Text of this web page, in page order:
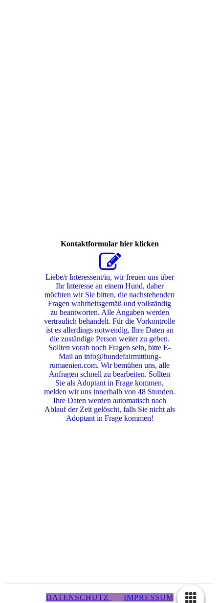
Kontaktformular hier klicken
Liebe/r Interessent/in, wir freuen uns über
Ihr Interesse an einem Hund, daher
möchten wir Sie bitten, die nachstehenden
Fragen wahrheitsgemäß und vollständig
zu beantworten. Alle Angaben werden
vertraulich behandelt. Für die Vorkontrolle
ist es allerdings notwendig, Ihre Daten an
die zuständige Person weiter zu geben.
Sollten vorab noch Fragen sein, bitte E-
Mail an info@hundefairmittlung-
rumaenien.com. Wir bemühen uns, alle
Anfragen schnell zu bearbeiten. Sollten
Sie als Adoptant in Frage kommen,
melden wir uns innerhalb von 48 Stunden.
Ihre Daten werden automatisch nach
Ablauf der Zeit gelöscht, falls Sie nicht als
Adoptant in Frage kommen!
DATENSCHUTZ IMPRESSUM